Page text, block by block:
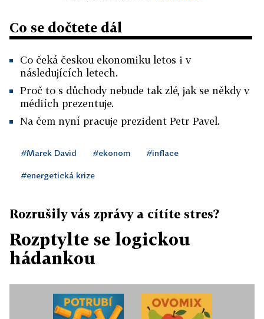
Co se dočtete dál
Co čeká českou ekonomiku letos i v
následujících letech.
Proč to s důchody nebude tak zlé, jak se někdy v
médiích prezentuje.
Na čem nyní pracuje prezident Petr Pavel.
#Marek David #ekonom #inflace
#energetická krize
Rozrušily vás zprávy a cítíte stres?
Rozptylte se logickou
hádankou